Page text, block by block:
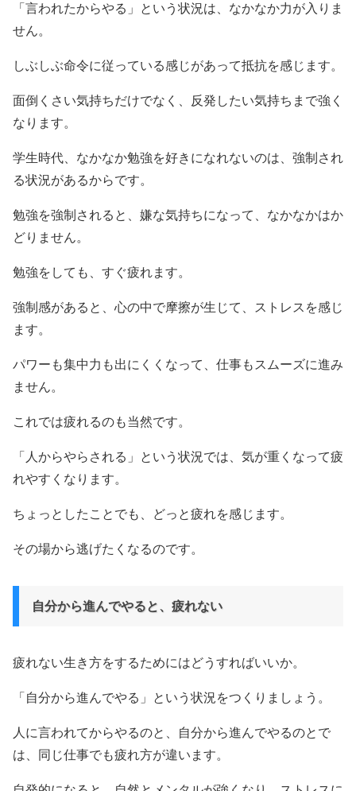
「言われたからやる」という状況は、なかなか力が入りま
せん。
しぶしぶ命令に従っている感じがあって抵抗を感じます。
面倒くさい気持ちだけでなく、反発したい気持ちまで強く
なります。
学生時代、なかなか勉強を好きになれないのは、強制され
る状況があるからです。
勉強を強制されると、嫌な気持ちになって、なかなかはか
どりません。
勉強をしても、すぐ疲れます。
強制感があると、心の中で摩擦が生じて、ストレスを感じ
ます。
パワーも集中力も出にくくなって、仕事もスムーズに進み
ません。
これでは疲れるのも当然です。
「人からやらされる」という状況では、気が重くなって疲
れやすくなります。
ちょっとしたことでも、どっと疲れを感じます。
その場から逃げたくなるのです。
自分から進んでやると、疲れない
疲れない生き方をするためにはどうすればいいか。
「自分から進んでやる」という状況をつくりましょう。
人に言われてからやるのと、自分から進んでやるのとで
は、同じ仕事でも疲れ方が違います。